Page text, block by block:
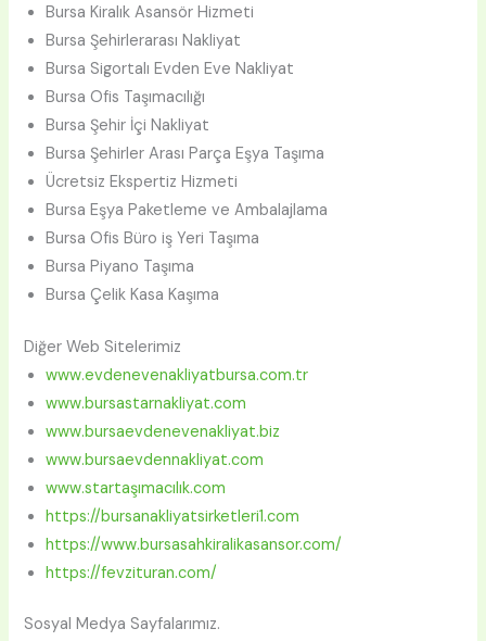
Bursa Kiralık Asansör Hizmeti
Bursa Şehirlerarası Nakliyat
Bursa Sigortalı Evden Eve Nakliyat
Bursa Ofis Taşımacılığı
Bursa Şehir İçi Nakliyat
Bursa Şehirler Arası Parça Eşya Taşıma
Ücretsiz Ekspertiz Hizmeti
Bursa Eşya Paketleme ve Ambalajlama
Bursa Ofis Büro iş Yeri Taşıma
Bursa Piyano Taşıma
Bursa Çelik Kasa Kaşıma
Diğer Web Sitelerimiz
www.evdenevenakliyatbursa.com.tr
www.bursastarnakliyat.com
www.bursaevdenevenakliyat.biz
www.bursaevdennakliyat.com
www.startaşımacılık.com
https://bursanakliyatsirketleri1.com
https://www.bursasahkiralikasansor.com/
https://fevzituran.com/
Sosyal Medya Sayfalarımız.